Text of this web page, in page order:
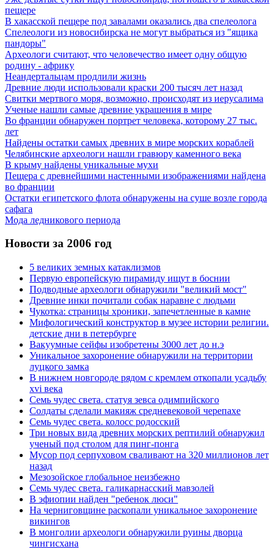
пещере
В хакасской пещере под завалами оказались два спелеолога
Спелеологи из новосибирска не могут выбраться из "ящика
пандоры"
Археологи считают, что человечество имеет одну общую
родину - африку
Неандертальцам продлили жизнь
Древние люди использовали краски 200 тысяч лет назад
Свитки мертвого моря, возможно, происходят из иерусалима
Ученые нашли самые древние украшения в мире
Во франции обнаружен портрет человека, которому 27 тыс.
лет
Найдены остатки самых древних в мире морских кораблей
Челябинские археологи нашли гравюру каменного века
В крыму найдены уникальные мухи
Пещера с древнейшими настенными изображениями найдена
во франции
Остатки египетского флота обнаружены на суше возле города
сафага
Мода ледникового периода
Новости за 2006 год
5 великих земных катаклизмов
Первую европейскую пирамиду ищут в боснии
Подводные археологи обнаружили "великий мост"
Древние инки почитали собак наравне с людьми
Чукотка: страницы хроники, запечетленные в камне
Мифологический конструктор в музее истории религии.
детские дни в петербурге
Вакуумные сейфы изобретены 3000 лет до н.э
Уникальное захоронение обнаружили на территории
луцкого замка
В нижнем новгороде рядом с кремлем откопали усадьбу
xvi века
Семь чудес света. статуя зевса одимпийского
Солдаты сделали макияж средневековой черепахе
Семь чудес света. колосс родосский
Три новых вида древних морских рептилий обнаружил
ученый под столом для пинг-понга
Мусор под cерпуховом сваливают на 320 миллионов лет
назад
Мезозойское глобальное неизбежно
Семь чудес света. галикарнасский мавзолей
В эфиопии найден "ребенок люси"
На черниговщине раскопали уникальное захоронение
викингов
В монголии археологи обнаружили руины дворца
чингисхана